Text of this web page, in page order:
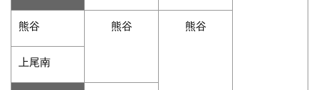
熊谷 熊谷 熊谷
上尾南